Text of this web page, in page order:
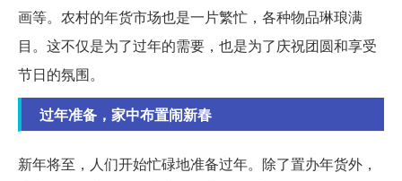
画等。农村的年货市场也是一片繁忙，各种物品琳琅满
目。这不仅是为了过年的需要，也是为了庆祝团圆和享受
节日的氛围。
过年准备，家中布置闹新春
新年将至，人们开始忙碌地准备过年。除了置办年货外，